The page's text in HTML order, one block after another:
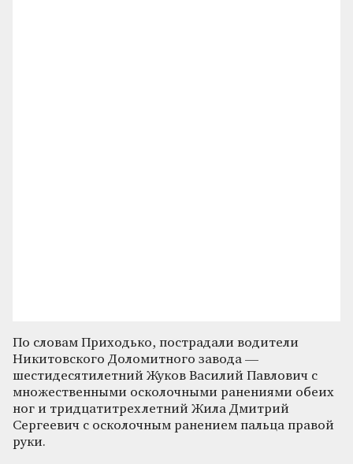
По словам Приходько, пострадали водители
Никитовского Доломитного завода —
шестидесятилетний Жуков Василий Павлович с
множественными осколочными ранениями обеих
ног и тридцатитрехлетний Жила Дмитрий
Сергеевич с осколочным ранением пальца правой
руки.